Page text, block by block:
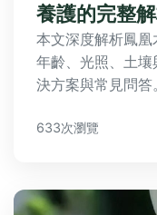
養護的完整
本文深度解析鳳
年齡、光照、土
決方案與常見問答
633次瀏覽